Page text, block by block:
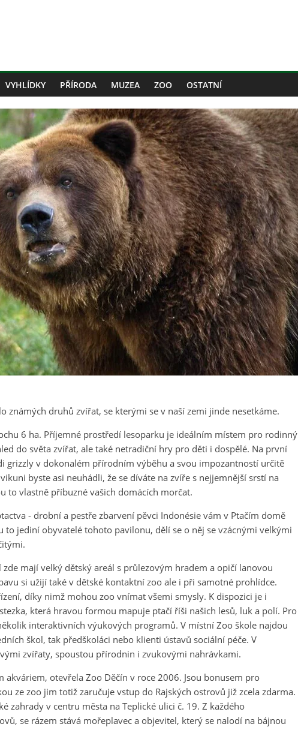
VYHLÍDKY PŘÍRODA MUZEA ZOO OSTATNÍ
známých druhů zvířat, se kterými se v naší zemi jinde nesetkáme.
6 ha. Příjemné prostředí lesoparku je ideálním místem pro rodinný
do světa zvířat, ale také netradiční hry pro děti i dospělé. Na první
grizzly v dokonalém přírodním výběhu a svou impozantností určitě
byste asi neuhádli, že se díváte na zvíře s nejjemnější srstí na
to vlastně příbuzné vašich domácích morčat.
- drobní a pestře zbarvení pěvci Indonésie vám v Ptačím domě
jediní obyvatelé tohoto pavilonu, dělí se o něj se vzácnými velkými
mají velký dětský areál s průlezovým hradem a opičí lanovou
si užijí také v dětské kontaktní zoo ale i při samotné prohlídce.
díky nimž mohou zoo vnímat všemi smysly. K dispozici je i
která hravou formou mapuje ptačí říši našich lesů, luk a polí. Pro
interaktivních výukových programů. V místní Zoo škole najdou
škol, tak předškoláci nebo klienti ústavů sociální péče. V
zvířaty, spoustou přírodnin i zvukovými nahrávkami.
akváriem, otevřela Zoo Děčín v roce 2006. Jsou bonusem pro
ze zoo jim totiž zaručuje vstup do Rajských ostrovů již zcela zdarma.
zahrady v centru města na Teplické ulici č. 19. Z každého
se rázem stává mořeplavec a objevitel, který se nalodí na bájnou